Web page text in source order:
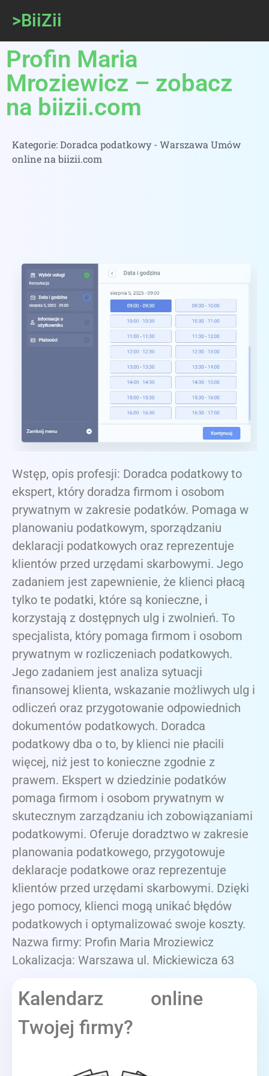
>BiiZii
Profin Maria
Mroziewicz – zobacz
na biizii.com
Kategorie:Doradca podatkowy - Warszawa Umów
online na biizii.com
Wstęp, opis profesji: Doradca podatkowy to
ekspert, który doradza firmom i osobom
prywatnym w zakresie podatków. Pomaga w
planowaniu podatkowym, sporządzaniu
deklaracji podatkowych oraz reprezentuje
klientów przed urzędami skarbowymi. Jego
zadaniem jest zapewnienie, że klienci płacą
tylko te podatki, które są konieczne, i
korzystają z dostępnych ulg i zwolnień. To
specjalista, który pomaga firmom i osobom
prywatnym w rozliczeniach podatkowych.
Jego zadaniem jest analiza sytuacji
finansowej klienta, wskazanie możliwych ulg i
odliczeń oraz przygotowanie odpowiednich
dokumentów podatkowych. Doradca
podatkowy dba o to, by klienci nie płacili
więcej, niż jest to konieczne zgodnie z
prawem. Ekspert w dziedzinie podatków
pomaga firmom i osobom prywatnym w
skutecznym zarządzaniu ich zobowiązaniami
podatkowymi. Oferuje doradztwo w zakresie
planowania podatkowego, przygotowuje
deklaracje podatkowe oraz reprezentuje
klientów przed urzędami skarbowymi. Dzięki
jego pomocy, klienci mogą unikać błędów
podatkowych i optymalizować swoje koszty.
Nazwa firmy: Profin Maria Mroziewicz
Lokalizacja: Warszawa ul. Mickiewicza 63
Kalendarz online
Twojej firmy?